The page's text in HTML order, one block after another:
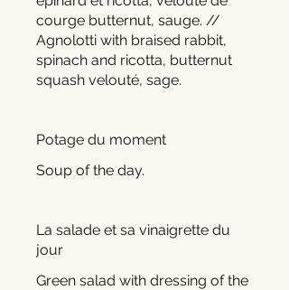
courge butternut, sauge. //
Agnolotti with braised rabbit,
spinach and ricotta, butternut
squash velouté, sage.
Potage du moment
Soup of the day.
La salade et sa vinaigrette du
jour
Green salad with dressing of the